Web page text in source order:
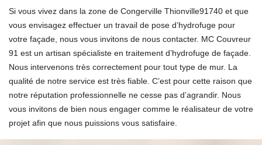
Si vous vivez dans la zone de Congerville Thionville91740 et que
vous envisagez effectuer un travail de pose d’hydrofuge pour
votre façade, nous vous invitons de nous contacter. MC Couvreur
91 est un artisan spécialiste en traitement d’hydrofuge de façade.
Nous intervenons très correctement pour tout type de mur. La
qualité de notre service est très fiable. C’est pour cette raison que
notre réputation professionnelle ne cesse pas d’agrandir. Nous
vous invitons de bien nous engager comme le réalisateur de votre
projet afin que nous puissions vous satisfaire.